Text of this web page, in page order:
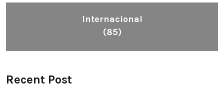
Internacional
(85)
Recent Post